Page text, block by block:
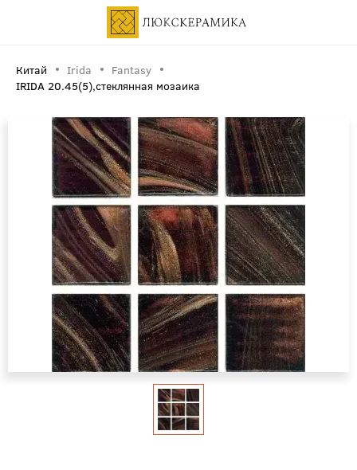
Китай Irida
Fantasy
IRIDA 20.45(5),стеклянная мозаика